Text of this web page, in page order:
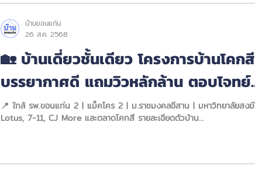
🏡 บ้านเดี่ยวชั้นเดียว โครงการบ้านโคกสี
บรรยากาศดี แถมวิวหลักล้าน ตอบโจทย์
ครอบครัวใหญ่
📍 ใกล้ รพ.ขอนแก่น 2 | แม็คโคร 2 | ม.ราชมงคลอีสาน | มหาวิทยาลัยสงฆ์ใกล้ Mini Big C,
Lotus, 7-11, CJ More และตลาดโคกสี รายละเอียดตัวบ้าน...
บ้านขอนแก่น
26 ส.ค. 2568